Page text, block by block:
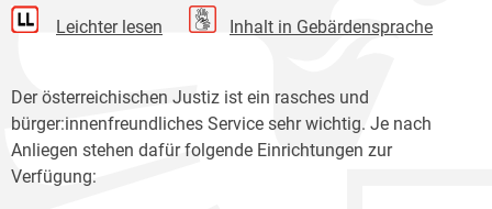
Leichter lesen Inhalt in Gebärdensprache
Der österreichischen Justiz ist ein rasches und
bürger:innenfreundliches Service sehr wichtig. Je nach
Anliegen stehen dafür folgende Einrichtungen zur
Verfügung: